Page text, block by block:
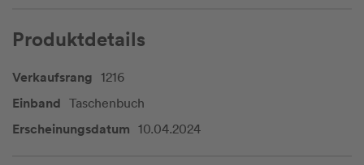
Produktdetails
Verkaufsrang 1216
Einband Taschenbuch
Erscheinungsdatum 10.04.2024